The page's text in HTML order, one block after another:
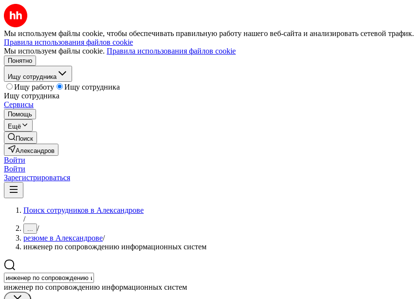
Мы используем файлы cookie, чтобы обеспечивать правильную работу нашего веб-сайта и анализировать сетевой трафик.
Правила использования файлов cookie
Мы используем файлы cookie. Правила использования файлов cookie
Понятно
Ищу сотрудника
Ищу работу
Ищу сотрудника
Ищу сотрудника
Сервисы
Помощь
Ещё
Поиск
Александров
Войти
Войти
Зарегистрироваться
Поиск сотрудников в Александрове
/
... /
резюме в Александрове/
инженер по сопровождению информационных систем
инженер по сопровождению информационных систем